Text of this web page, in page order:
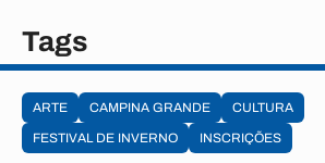
Tags
ARTE CAMPINA GRANDE
CULTURA
FESTIVAL DE INVERNO
INSCRIÇÕES